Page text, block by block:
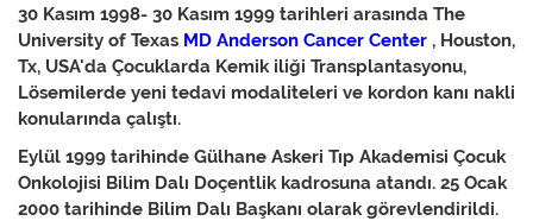
30 Kasım 1998- 30 Kasım 1999 tarihleri arasında The
University of Texas MD Anderson Cancer Center , Houston,
Tx, USA'da Çocuklarda Kemik iliği Transplantasyonu,
Lösemilerde yeni tedavi modaliteleri ve kordon kanı nakli
konularında çalıştı.
Eylül 1999 tarihinde Gülhane Askeri Tıp Akademisi Çocuk
Onkolojisi Bilim Dalı Doçentlik kadrosuna atandı. 25 Ocak
2000 tarihinde Bilim Dalı Başkanı olarak görevlendirildi.